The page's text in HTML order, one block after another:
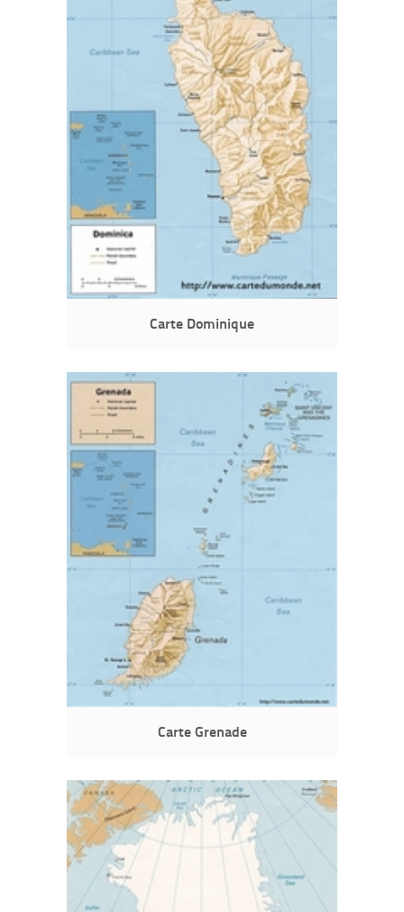
Carte Dominique
Carte Grenade